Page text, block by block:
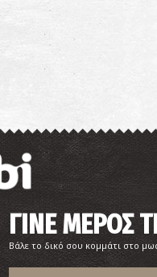
ΓΙΝΕ ΜΕΡΟΣ
Βάλε το δικό σου κομμάτι στο